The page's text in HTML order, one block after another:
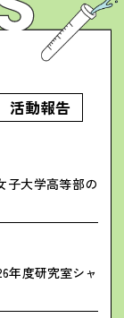
活動報告
子大学高等部の
年度研究室シャ